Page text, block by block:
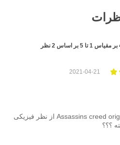
بر مقیاس 1تا 5 بر اساس 2 نظر
2021-04-21
سلام ببخشید بازی کارکرده Assassins creed origins از نظر فیزیکی
؟؟؟